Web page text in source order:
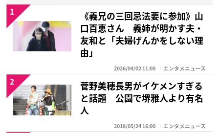
《義兄の三回忌法要に参加》山
口百恵さん 義姉が明かす夫・
友和と「夫婦げんかをしない理
由」
2026/04/02 11:00 エンタメニュース
1
菅野美穂長男がイケメンすぎる
と話題 公園で堺雅人より有名
人
2018/05/24 16:00 エンタメニュース
2